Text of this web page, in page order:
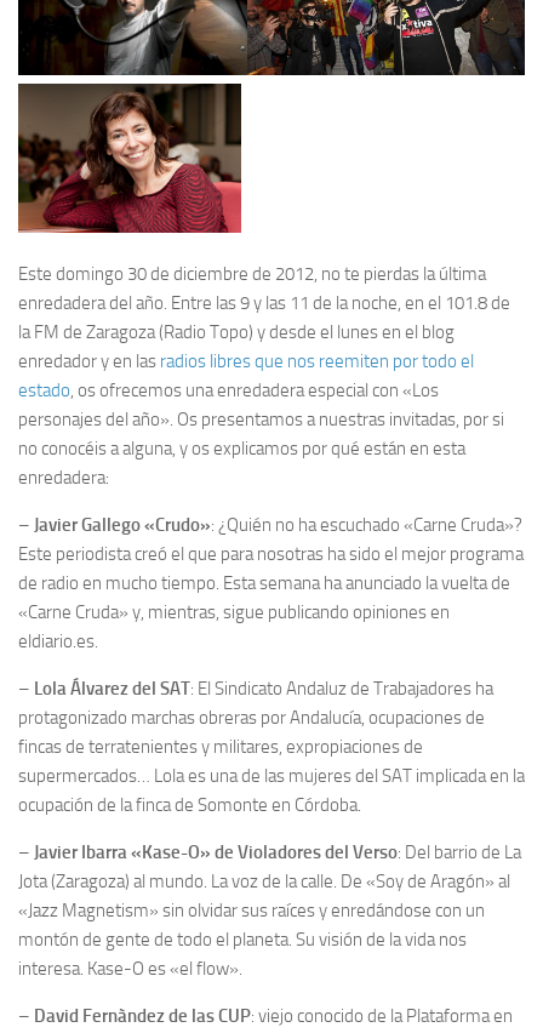
Este domingo 30 de diciembre de 2012, no te pierdas la última
enredadera del año. Entre las 9 y las 11 de la noche, en el 101.8 de
la FM de Zaragoza (Radio Topo) y desde el lunes en el blog
enredador y en las radios libres que nos reemiten por todo el
estado, os ofrecemos una enredadera especial con «Los
personajes del año». Os presentamos a nuestras invitadas, por si
no conocéis a alguna, y os explicamos por qué están en esta
enredadera:
– Javier Gallego «Crudo»: ¿Quién no ha escuchado «Carne Cruda»?
Este periodista creó el que para nosotras ha sido el mejor programa
de radio en mucho tiempo. Esta semana ha anunciado la vuelta de
«Carne Cruda» y, mientras, sigue publicando opiniones en
eldiario.es.
– Lola Álvarez del SAT: El Sindicato Andaluz de Trabajadores ha
protagonizado marchas obreras por Andalucía, ocupaciones de
fincas de terratenientes y militares, expropiaciones de
supermercados… Lola es una de las mujeres del SAT implicada en la
ocupación de la finca de Somonte en Córdoba.
– Javier Ibarra «Kase-O» de Violadores del Verso: Del barrio de La
Jota (Zaragoza) al mundo. La voz de la calle. De «Soy de Aragón» al
«Jazz Magnetism» sin olvidar sus raíces y enredándose con un
montón de gente de todo el planeta. Su visión de la vida nos
interesa. Kase-O es «el flow».
– David Fernàndez de las CUP: viejo conocido de la Plataforma en